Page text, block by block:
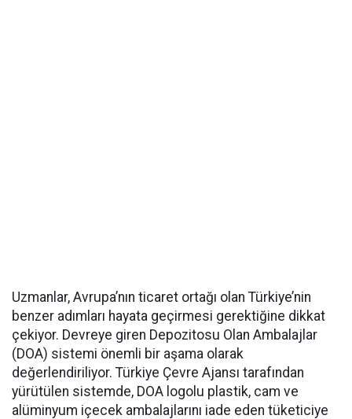
Uzmanlar, Avrupa’nın ticaret ortağı olan Türkiye’nin
benzer adımları hayata geçirmesi gerektiğine dikkat
çekiyor. Devreye giren Depozitosu Olan Ambalajlar
(DOA) sistemi önemli bir aşama olarak
değerlendiriliyor. Türkiye Çevre Ajansı tarafından
yürütülen sistemde, DOA logolu plastik, cam ve
alüminyum içecek ambalajlarını iade eden tüketiciye